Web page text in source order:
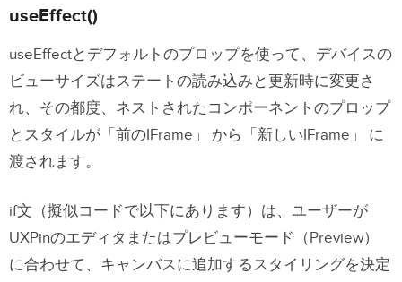
useEffect()
useEffectとデフォルトのプロップを使って、デバイスの
ビューサイズはステートの読み込みと更新時に変更さ
れ、その都度、ネストされたコンポーネントのプロップ
とスタイルが「前のIFrame」 から「新しいIFrame」 に
渡されます。
if文（擬似コードで以下にあります）は、ユーザーが
UXPinのエディタまたはプレビューモード（Preview）
に合わせて、キャンバスに追加するスタイリングを決定